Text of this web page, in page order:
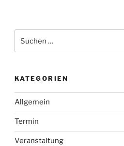
nach:
KATEGORIEN
Allgemein
Termin
Veranstaltung